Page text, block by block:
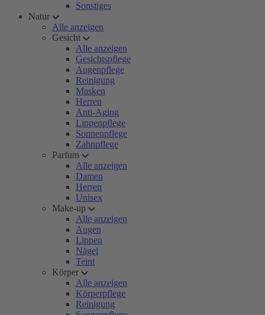
Sonstiges
Natur
Alle anzeigen
Gesicht
Alle anzeigen
Gesichtspflege
Augenpflege
Reinigung
Masken
Herren
Anti-Aging
Lippenpflege
Sonnenpflege
Zahnpflege
Parfum
Alle anzeigen
Damen
Herren
Unisex
Make-up
Alle anzeigen
Augen
Lippen
Nägel
Teint
Körper
Alle anzeigen
Körperpflege
Reinigung